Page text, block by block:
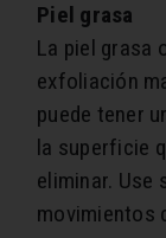
Piel grasa
La piel grasa
exfoliación
puede tener
la superficie
eliminar. Use
movimientos